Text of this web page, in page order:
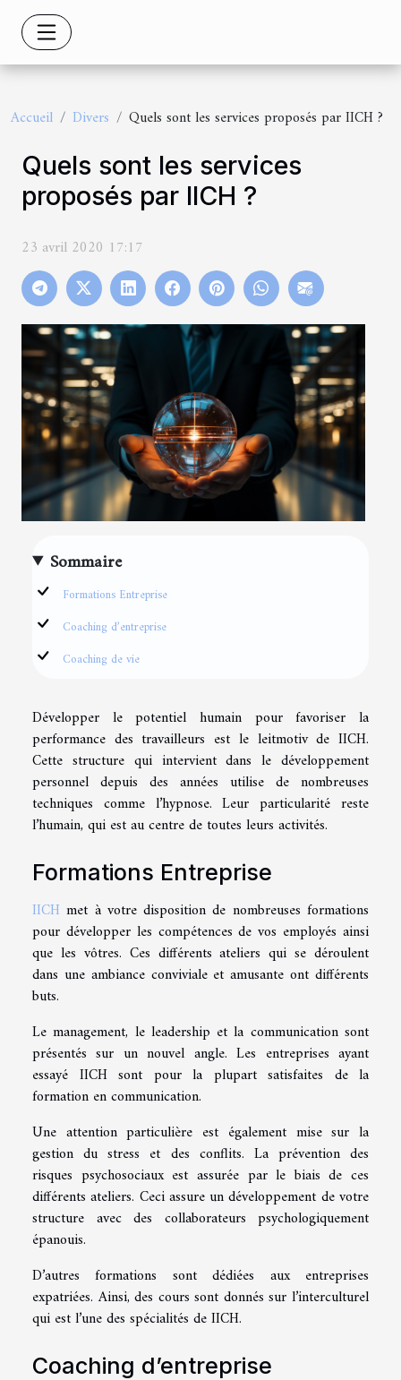
Accueil Divers Quels sont les services proposés par IICH ?
Quels sont les services
proposés par IICH ?
23 avril 2020 17:17
Sommaire
Formations Entreprise
Coaching d’entreprise
Coaching de vie
Développer le potentiel humain pour favoriser la
performance des travailleurs est le leitmotiv de IICH.
Cette structure qui intervient dans le développement
personnel depuis des années utilise de nombreuses
techniques comme l’hypnose. Leur particularité reste
l’humain, qui est au centre de toutes leurs activités.
Formations Entreprise
IICH met à votre disposition de nombreuses formations
pour développer les compétences de vos employés ainsi
que les vôtres. Ces différents ateliers qui se déroulent
dans une ambiance conviviale et amusante ont différents
buts.
Le management, le leadership et la communication sont
présentés sur un nouvel angle. Les entreprises ayant
essayé IICH sont pour la plupart satisfaites de la
formation en communication.
Une attention particulière est également mise sur la
gestion du stress et des conflits. La prévention des
risques psychosociaux est assurée par le biais de ces
différents ateliers. Ceci assure un développement de votre
structure avec des collaborateurs psychologiquement
épanouis.
D’autres formations sont dédiées aux entreprises
expatriées. Ainsi, des cours sont donnés sur l’interculturel
qui est l’une des spécialités de IICH.
Coaching d’entreprise